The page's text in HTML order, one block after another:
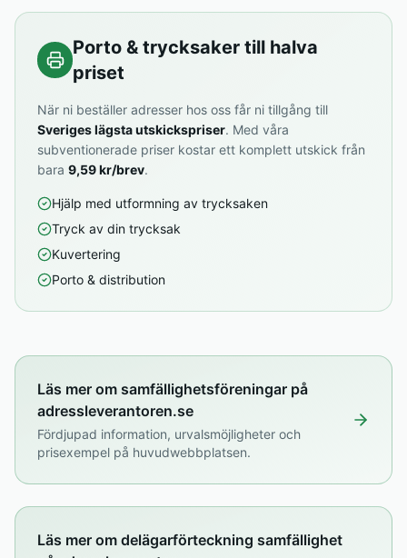
Porto & trycksaker till halva
priset
När ni beställer adresser hos oss får ni tillgång till
Sveriges lägsta utskickspriser. Med våra
subventionerade priser kostar ett komplett utskick från
bara 9,59 kr/brev.
Hjälp med utformning av trycksaken
Tryck av din trycksak
Kuvertering
Porto & distribution
Läs mer om samfällighetsföreningar på
adressleverantoren.se
Fördjupad information, urvalsmöjligheter och
prisexempel på huvudwebbplatsen.
Läs mer om delägarförteckning samfällighet